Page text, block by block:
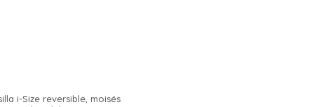
i-Size reversible, moisés